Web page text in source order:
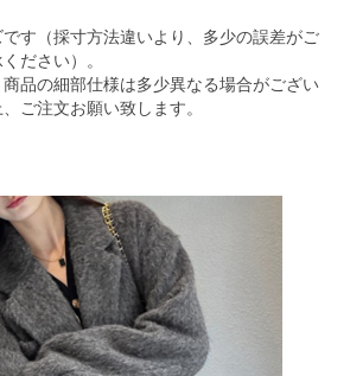
す（採寸方法違いより、多少の誤差がご
ださい）。
品の細部仕様は多少異なる場合がござい
ご注文お願い致します。